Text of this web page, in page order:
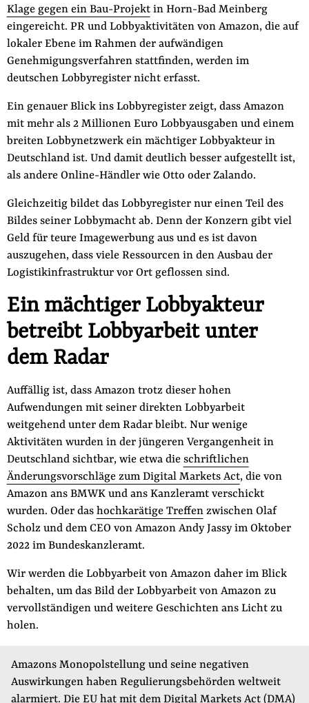
Klage gegen ein Bau-Projektin Horn-Bad Meinberg
eingereicht. PR und Lobbyaktivitäten von Amazon, die auf
lokaler Ebene im Rahmen der aufwändigen
Genehmigungsverfahren stattfinden, werden im
deutschen Lobbyregister nicht erfasst.
Ein genauer Blick ins Lobbyregister zeigt, dass Amazon
mit mehr als 2 Millionen Euro Lobbyausgaben und einem
breiten Lobbynetzwerk ein mächtiger Lobbyakteur in
Deutschland ist. Und damit deutlich besser aufgestellt ist,
als andere Online-Händler wie Otto oder Zalando.
Gleichzeitig bildet das Lobbyregister nur einen Teil des
Bildes seiner Lobbymacht ab. Denn der Konzern gibt viel
Geld für teure Imagewerbung aus und es ist davon
auszugehen, dass viele Ressourcen in den Ausbau der
Logistikinfrastruktur vor Ort geflossen sind.
Ein mächtiger Lobbyakteur
betreibt Lobbyarbeit unter
dem Radar
Auffällig ist, dass Amazon trotz dieser hohen
Aufwendungen mit seiner direkten Lobbyarbeit
weitgehend unter dem Radar bleibt. Nur wenige
Aktivitäten wurden in der jüngeren Vergangenheit in
Deutschland sichtbar, wie etwa die schriftlichen
Änderungsvorschläge zum Digital Markets Act, die von
Amazon ans BMWK und ans Kanzleramt verschickt
wurden. Oder das hochkarätige Treffenzwischen Olaf
Scholz und dem CEO von Amazon Andy Jassy im Oktober
2022 im Bundeskanzleramt.
Wir werden die Lobbyarbeit von Amazon daher im Blick
behalten, um das Bild der Lobbyarbeit von Amazon zu
vervollständigen und weitere Geschichten ans Licht zu
holen.
Amazons Monopolstellung und seine negativen
Auswirkungen haben Regulierungsbehörden weltweit
alarmiert. Die EU hat mit dem Digital Markets Act (DMA)